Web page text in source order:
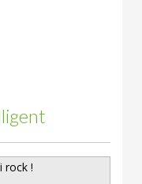
rock !